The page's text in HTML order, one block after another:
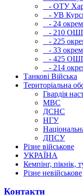
- ОТУ
- УВ
- 24
- 210
- 225
- 33
- 425
- 214
Танкові Війська
Територіальна
Гвардія
МВС
ДСНС
НГУ
ДПСУ
Різне військове
УКРАЇНА
Кемпінг, пікнік,
Різне невійськове
Контакти